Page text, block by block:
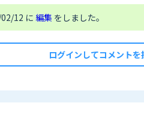
12 に 編集 をしました。
ログインしてコメントを